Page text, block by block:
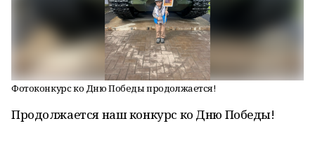
Фотоконкурс ко Дню Победы продолжается!
Продолжается наш конкурс ко Дню Победы!